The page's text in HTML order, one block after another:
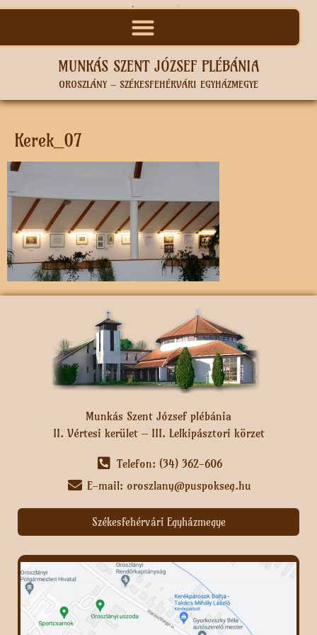
MUNKÁS SZENT JÓZSEF PLÉBÁNIA
OROSZLÁNY – SZÉKESFEHÉRVÁRI EGYHÁZMEGYE
Kerek_07
Munkás Szent József plébánia
II. Vértesi kerület – III. Lelkipásztori körzet
Telefon: (34) 362-606
E-mail: oroszlany@puspokseg.hu
Székesfehérvári Egyházmegye